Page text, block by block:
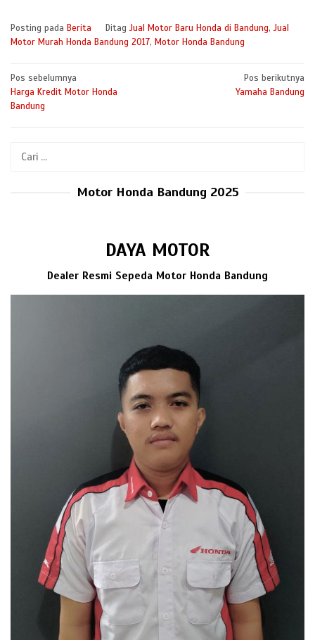
Posting pada Berita DitagJual Motor Baru Honda di Bandung,Jual
Motor Murah Honda Bandung 2017, Motor Honda Bandung
Navigasi
pos
Pos sebelumnya
Harga Kredit Motor Honda
Bandung
Pos berikutnya
Yamaha Bandung
Cari
Motor Honda Bandung 2025
DAYA MOTOR
Dealer Resmi Sepeda Motor Honda Bandung